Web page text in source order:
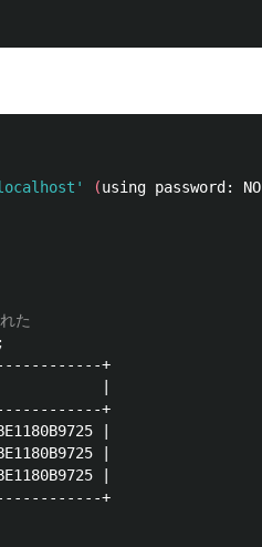
(using password: NO
た
;
+
|
+
|
|
|
+